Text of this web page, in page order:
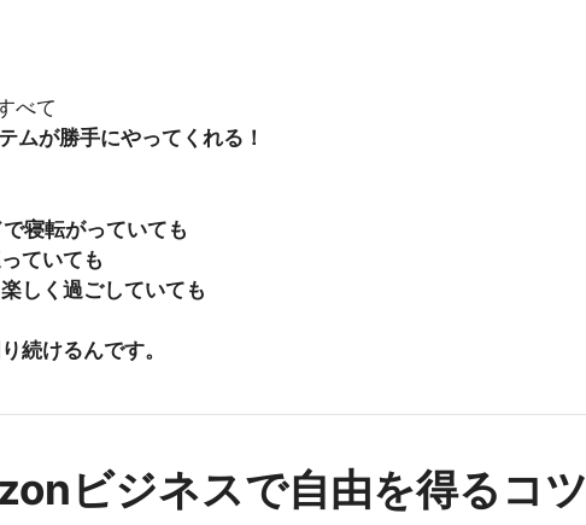
べて
ムが勝手にやってくれる！
寝転がっていても
ていても
しく過ごしていても
続けるんです。
ビジネスで自由を得るコツ